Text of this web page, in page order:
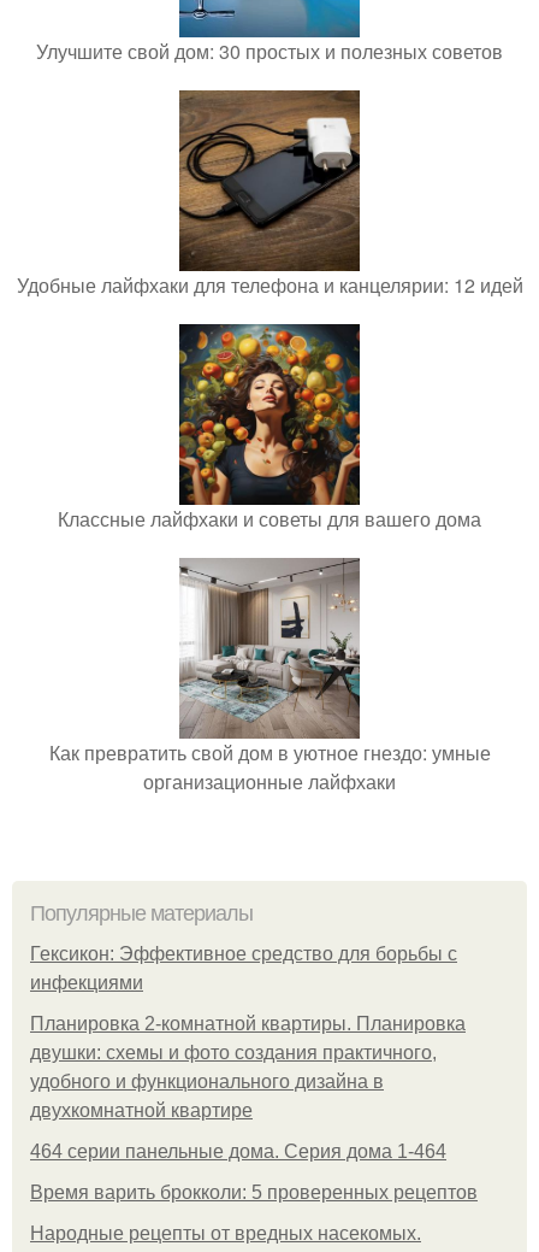
Улучшите свой дом: 30 простых и полезных советов
Удобные лайфхаки для телефона и канцелярии: 12 идей
Классные лайфхаки и советы для вашего дома
Как превратить свой дом в уютное гнездо: умные
организационные лайфхаки
Популярные материалы
Гексикон: Эффективное средство для борьбы с
инфекциями
Планировка 2-комнатной квартиры. Планировка
двушки: схемы и фото создания практичного,
удобного и функционального дизайна в
двухкомнатной квартире
464 серии панельные дома. Серия дома 1-464
Время варить брокколи: 5 проверенных рецептов
Народные рецепты от вредных насекомых.